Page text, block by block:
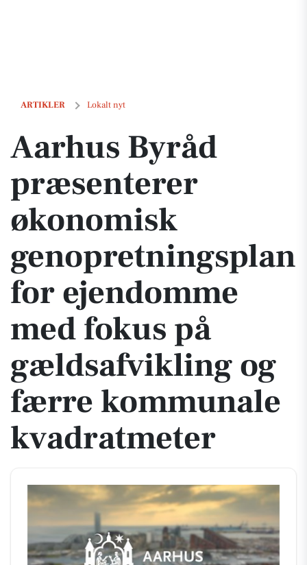
ARTIKLER Lokalt nyt
Aarhus Byråd præsenterer økonomisk genopretningsplan for
Aarhus Byråd
præsenterer
økonomisk
genopretningsplan
for ejendomme
med fokus på
gældsafvikling og
færre kommunale
kvadratmeter